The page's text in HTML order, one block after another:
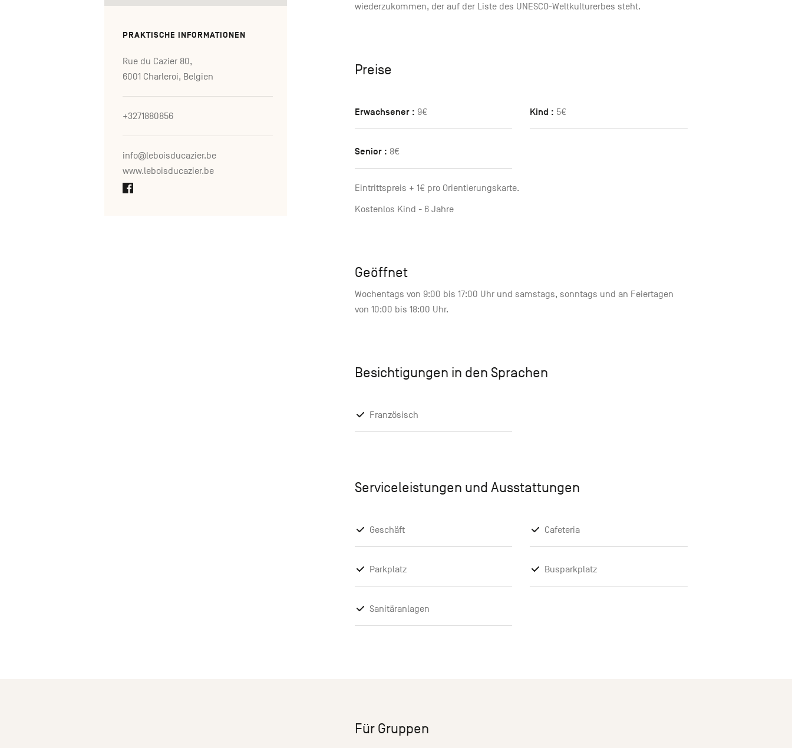
PRAKTISCHE INFORMATIONEN
Rue du Cazier 80,
6001 Charleroi, Belgien
+3271880856
info@leboisducazier.be
www.leboisducazier.be
wiederzukommen, der auf der Liste des UNESCO-Weltkulturerbes steht.
Preise
Erwachsener : 9€ Kind : 5€
Senior : 8€
Eintrittspreis + 1€ pro Orientierungskarte.
Kostenlos Kind - 6 Jahre
Geöffnet
Wochentags von 9:00 bis 17:00 Uhr und samstags, sonntags und an Feiertagen
von 10:00 bis 18:00 Uhr.
Besichtigungen in den Sprachen
Französisch
Serviceleistungen und Ausstattungen
Geschäft Cafeteria
Parkplatz Busparkplatz
Sanitäranlagen
Für Gruppen